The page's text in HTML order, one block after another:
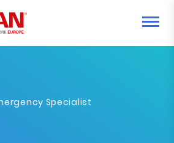
Specialist